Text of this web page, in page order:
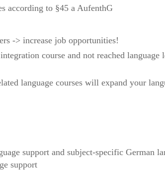
according to §45 a AufenthG
-> increase job opportunities!
course and not reached
language courses will expand your
support and subject-specific German
support